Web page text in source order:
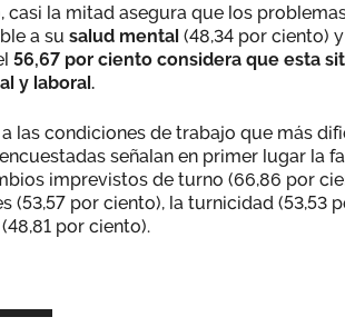
casi la mitad asegura que los
a su salud mental (48,34 por ciento)
56,67 por ciento considera que esta
y laboral.
las condiciones de trabajo que más
señalan en primer lugar la
imprevistos de turno (66,86 por
(53,57 por ciento), la turnicidad (53,53
por ciento).